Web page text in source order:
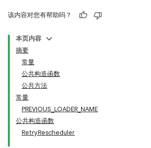
该内容对您有帮助吗？
本页内容
摘要
常量
公共构造函数
公共方法
常量
PREVIOUS_LOADER_NAME
公共构造函数
RetryRescheduler